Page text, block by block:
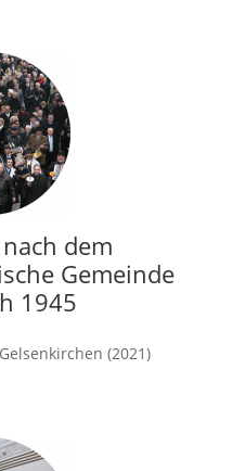
dem
Gemeinde
1945
(2021)